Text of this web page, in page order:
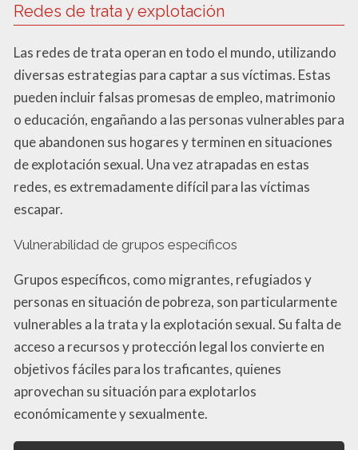
Redes de trata y explotación
Las redes de trata operan en todo el mundo, utilizando
diversas estrategias para captar a sus víctimas. Estas
pueden incluir falsas promesas de empleo, matrimonio
o educación, engañando a las personas vulnerables para
que abandonen sus hogares y terminen en situaciones
de explotación sexual. Una vez atrapadas en estas
redes, es extremadamente difícil para las víctimas
escapar.
Vulnerabilidad de grupos específicos
Grupos específicos, como migrantes, refugiados y
personas en situación de pobreza, son particularmente
vulnerables a la trata y la explotación sexual. Su falta de
acceso a recursos y protección legal los convierte en
objetivos fáciles para los traficantes, quienes
aprovechan su situación para explotarlos
económicamente y sexualmente.